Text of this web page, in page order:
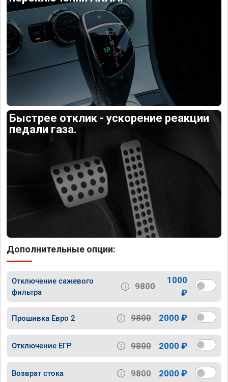
Быстрее отклик - ускорение реакции
педали газа.
Дополнительные опции:
Отключение сажевого
фильтра
9800
1000
₽
Прошивка Евро 2 9800 2000 ₽
Отключение ЕГР 9800 2000 ₽
Возврат стока 9800 2000 ₽